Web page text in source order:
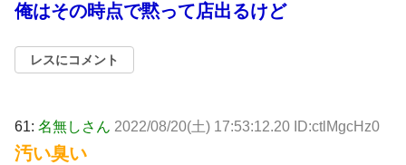
俺はその時点で黙って店出るけど
レスにコメント
61: 名無しさん 2022/08/20(土) 17:53:12.20 ID:ctlMgcHz0
汚い臭い